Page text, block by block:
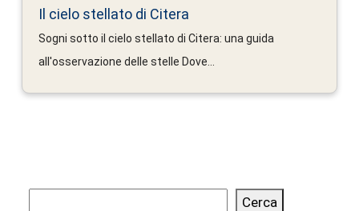
Il cielo stellato di Citera
Sogni sotto il cielo stellato di Citera: una guida
all'osservazione delle stelle Dove...
Cerca